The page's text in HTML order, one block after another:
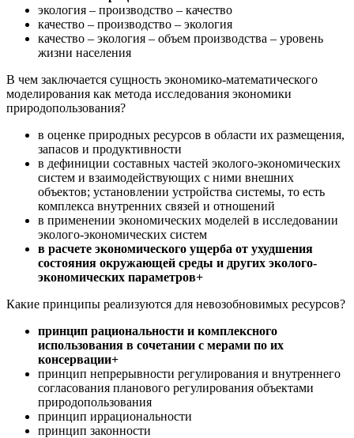
экология – производство – качество
качество – производство – экология
качество – экология – объем производства – уровень
жизни населения
В чем заключается сущность экономико-математического
моделирования как метода исследования экономики
природопользования?
в оценке природных ресурсов в области их размещения,
запасов и продуктивности
в дефиниции составных частей эколого-экономических
систем и взаимодействующих с ними внешних
объектов; установлении устройства системы, то есть
комплекса внутренних связей и отношений
в применении экономических моделей в исследовании
эколого-экономических систем
в расчете экономического ущерба от ухудшения
состояния окружающей среды и других эколого-
экономических параметров+
Какие принципы реализуются для невозобновимых ресурсов?
принцип рациональности и комплексного
использования в сочетании с мерами по их
консервации+
принцип непрерывности регулирования и внутреннего
согласования планового регулирования объектами
природопользования
принцип иррациональности
принцип законности